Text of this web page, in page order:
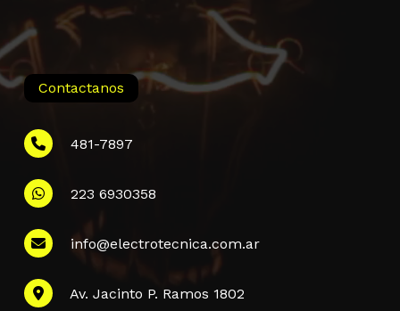
Contactanos
481-7897
223 6930358
info@electrotecnica.com.ar
Av. Jacinto P. Ramos 1802
Información
QUIENES SOMOS
POLÍTICA DE PRIVACIDAD